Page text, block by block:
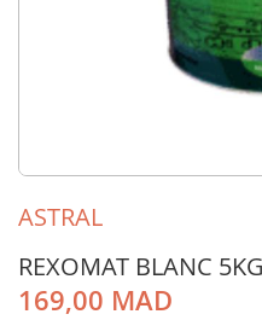
ASTRAL
REXOMAT BLANC 5KG
169,00 MAD
to
beginning
of
the